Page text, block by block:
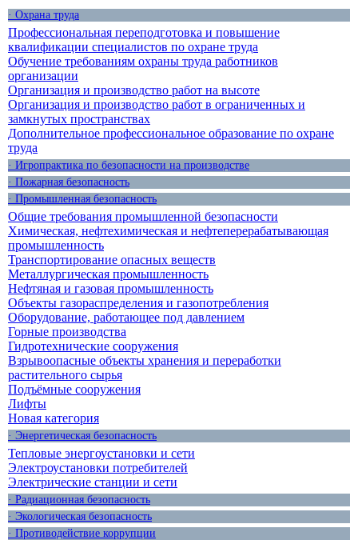
· Охрана труда
Профессиональная переподготовка и повышение
квалификации специалистов по охране труда
Обучение требованиям охраны труда работников
организации
Организация и производство работ на высоте
Организация и производство работ в ограниченных и
замкнутых пространствах
Дополнительное профессиональное образование по охране
труда
· Игропрактика по безопасности на производстве
· Пожарная безопасность
· Промышленная безопасность
Общие требования промышленной безопасности
Химическая, нефтехимическая и нефтеперерабатывающая
промышленность
Транспортирование опасных веществ
Металлургическая промышленность
Нефтяная и газовая промышленность
Объекты газораспределения и газопотребления
Оборудование, работающее под давлением
Горные производства
Гидротехнические сооружения
Взрывоопасные объекты хранения и переработки
растительного сырья
Подъёмные сооружения
Лифты
Новая категория
· Энергетическая безопасность
Тепловые энергоустановки и сети
Электроустановки потребителей
Электрические станции и сети
· Радиационная безопасность
· Экологическая безопасность
· Противодействие коррупции